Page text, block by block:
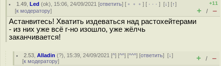
1.49 ,Led (ok), 15:06, 24/09/2021 [ответить] [ ﹢﹢﹢] [ · · ·][↓] [↑]
[к модератору]
+11
+ / –
Астанвитесь! Хватить издеваться над растохейтерами
- из них уже всё г-но изошло, уже жёлчь
заканчивается!
2.53 ,Alladin (?), 15:39, 24/09/2021 [^] [^^] [^^^] [ответить][↓]
[к модератору] + / –